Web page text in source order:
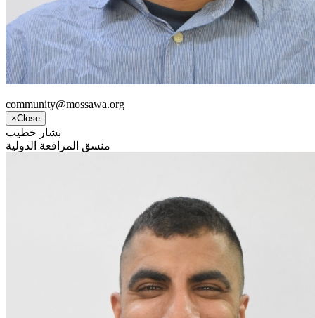
community@mossawa.org
×Close
بشار خطيب
منسق المرافعة الدولية